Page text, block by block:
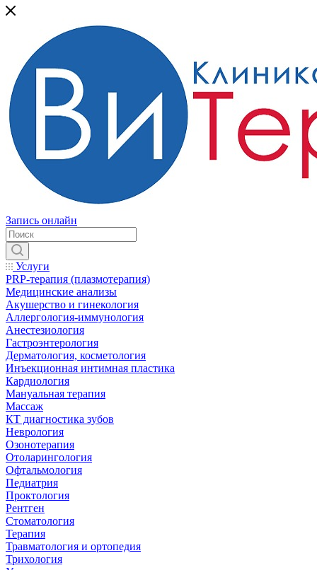
Запись онлайн
Услуги
PRP-терапия (плазмотерапия)
Медицинские анализы
Акушерство и гинекология
Аллергология-иммунология
Анестезиология
Гастроэнтерология
Дерматология, косметология
Инъекционная интимная пластика
Кардиология
Мануальная терапия
Массаж
КТ диагностика зубов
Неврология
Озонотерапия
Отоларингология
Офтальмология
Педиатрия
Проктология
Рентген
Стоматология
Терапия
Травматология и ортопедия
Трихология